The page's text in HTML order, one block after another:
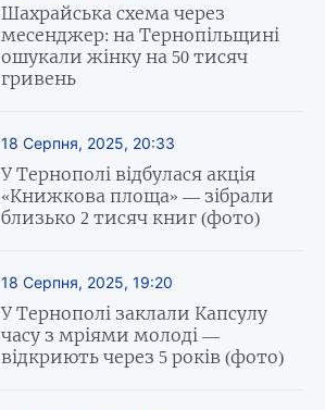
Шахрайська схема через
месенджер: на Тернопільщині
ошукали жінку на 50 тисяч
гривень
18 Серпня, 2025, 20:33
У Тернополі відбулася акція
«Книжкова площа» — зібрали
близько 2 тисяч книг (фото)
18 Серпня, 2025, 19:20
У Тернополі заклали Капсулу
часу з мріями молоді —
відкриють через 5 років (фото)